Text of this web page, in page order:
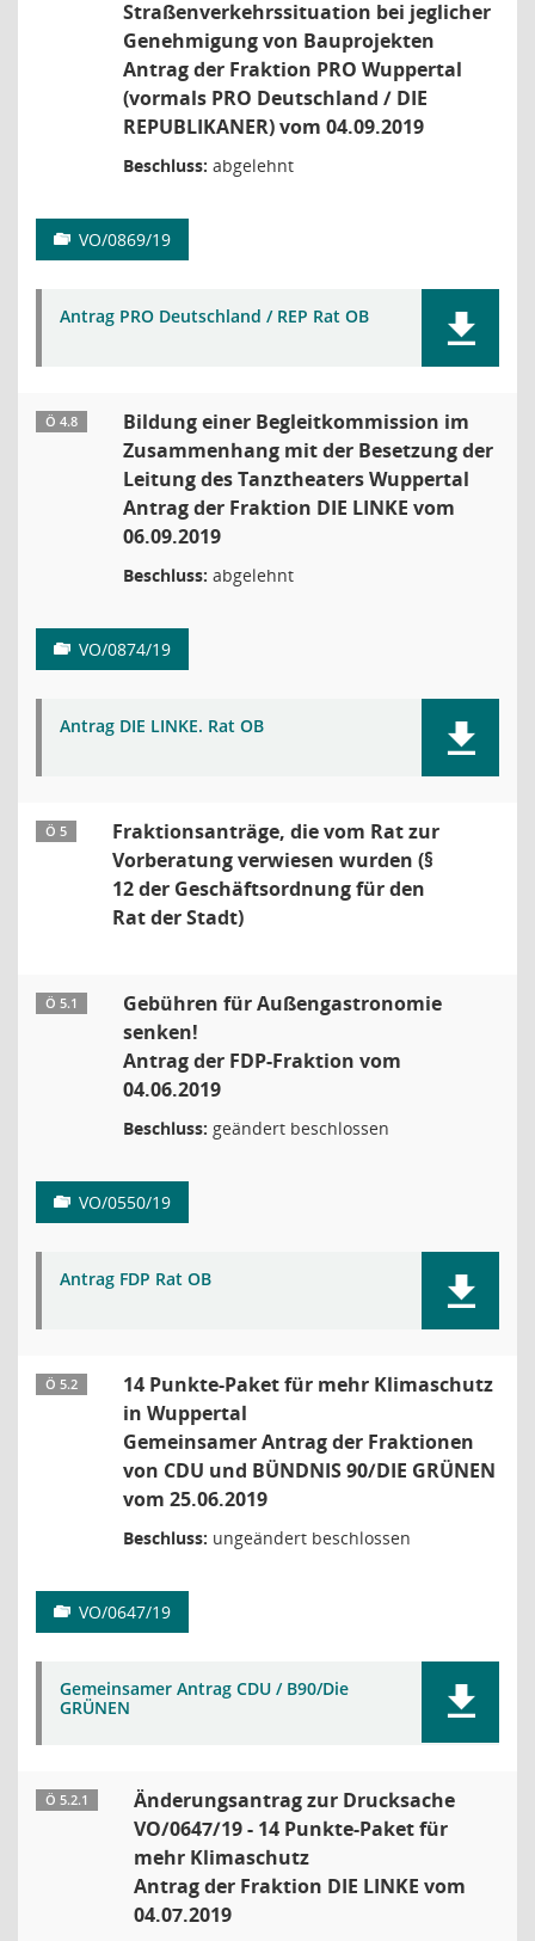
Straßenverkehrssituation bei jeglicher
Genehmigung von Bauprojekten
Antrag der Fraktion PRO Wuppertal
(vormals PRO Deutschland / DIE
REPUBLIKANER) vom 04.09.2019
Beschluss: abgelehnt
VO/0869/19
Antrag PRO Deutschland / REP Rat OB
Ö 4.8
Bildung einer Begleitkommission im
Zusammenhang mit der Besetzung der
Leitung des Tanztheaters Wuppertal
Antrag der Fraktion DIE LINKE vom
06.09.2019
Beschluss: abgelehnt
VO/0874/19
Antrag DIE LINKE. Rat OB
Ö 5
Fraktionsanträge, die vom Rat zur
Vorberatung verwiesen wurden (§
12 der Geschäftsordnung für den
Rat der Stadt)
Ö 5.1
Gebühren für Außengastronomie
senken!
Antrag der FDP-Fraktion vom
04.06.2019
Beschluss: geändert beschlossen
VO/0550/19
Antrag FDP Rat OB
Ö 5.2
14 Punkte-Paket für mehr Klimaschutz
in Wuppertal
Gemeinsamer Antrag der Fraktionen
von CDU und BÜNDNIS 90/DIE GRÜNEN
vom 25.06.2019
Beschluss: ungeändert beschlossen
VO/0647/19
Gemeinsamer Antrag CDU / B90/Die
GRÜNEN
Ö 5.2.1
Änderungsantrag zur Drucksache
VO/0647/19 - 14 Punkte-Paket für
mehr Klimaschutz
Antrag der Fraktion DIE LINKE vom
04.07.2019